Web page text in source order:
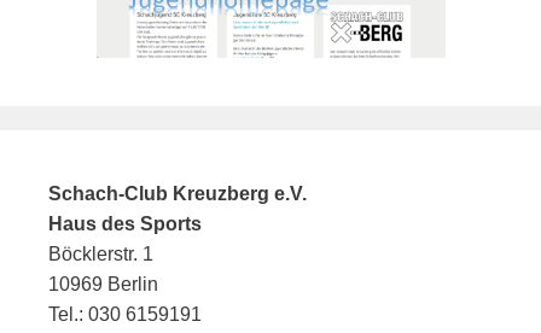
Schach-Club Kreuzberg e.V.
Haus des Sports
Böcklerstr. 1
10969 Berlin
Tel.: 030 6159191